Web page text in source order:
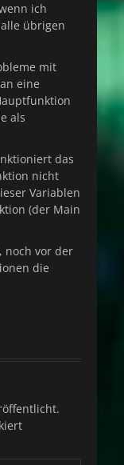
ich
übrigen
mit
eine
als
das
nicht
Variablen
(der Main
noch vor der
die